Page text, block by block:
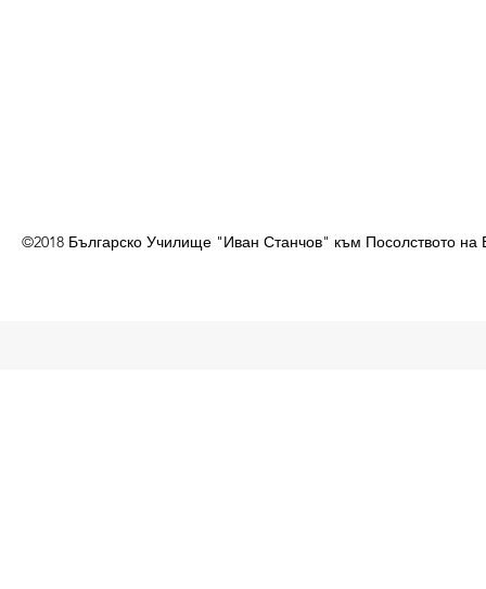
©2018 Българско Училище "Иван Станчов" към Посолството на